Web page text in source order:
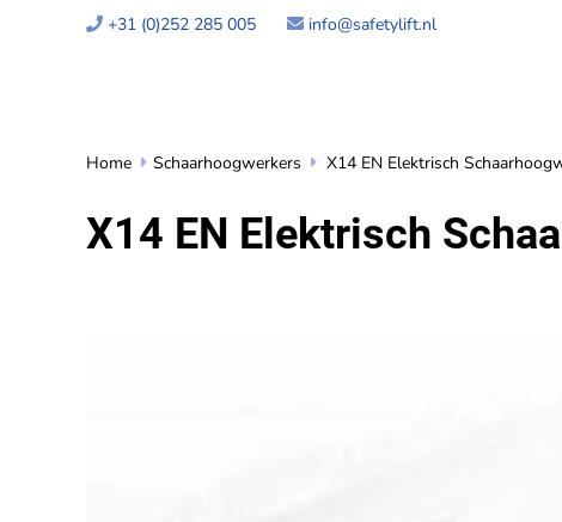
 +31 (0)252 285 005  info@safetylift.nl
Home  Schaarhoogwerkers  X14 EN Elektrisch
X14 EN Elektrisch